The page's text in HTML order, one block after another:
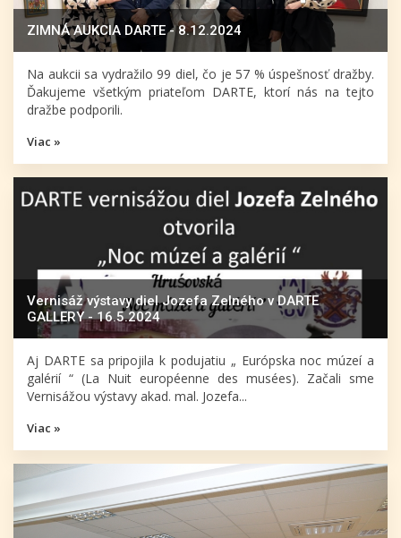
ZIMNÁ AUKCIA DARTE - 8.12.2024
Na aukcii sa vydražilo 99 diel, čo je 57 % úspešnosť dražby.
Ďakujeme všetkým priateľom DARTE, ktorí nás na tejto
dražbe podporili.
Viac »
Vernisáž výstavy diel Jozefa Zelného v DARTE
GALLERY - 16.5.2024
Aj DARTE sa pripojila k podujatiu „ Európska noc múzeí a
galérií “ (La Nuit européenne des musées). Začali sme
Vernisážou výstavy akad. mal. Jozefa...
Viac »